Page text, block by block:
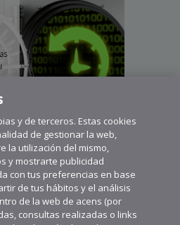
y de terceros. Estas cookies
de gestionar la web,
la utilización del mismo,
y mostrarte publicidad
con tus preferencias en base
de tus hábitos y el análisis
de la web de acens (por
consultas realizadas o links